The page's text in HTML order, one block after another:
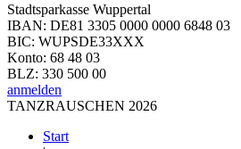
Stadtsparkasse Wuppertal
IBAN: DE81 3305 0000 0000 6848 03
BIC: WUPSDE33XXX
Konto: 68 48 03
BLZ: 330 500 00
anmelden
TANZRAUSCHEN 2026
Start